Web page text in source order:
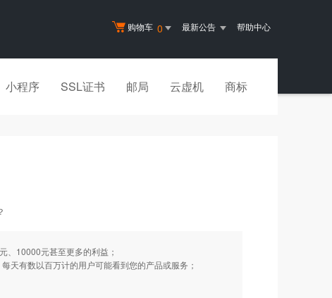
购物车 0 最新公告 帮助中心
小程序 SSL证书 邮局 云虚机 商标
、10000元甚至更多的利益；
天有数以百万计的用户可能看到您的产品或服务；